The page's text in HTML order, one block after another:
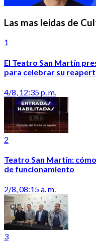
Las mas leidas de
1
El Teatro San Martín
para celebrar su
4/8, 12:35 p. m.
2
Teatro San Martín:
de funcionamiento
2/8, 08:15 a. m.
3